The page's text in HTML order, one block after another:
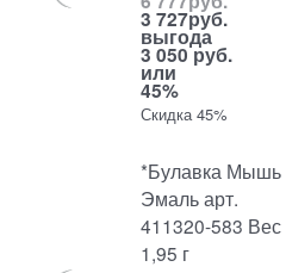
3 727руб.
выгода
3 050 руб.
или
45%
Скидка 45%
*Булавка Мышь
Эмаль арт.
411320-583 Вес
1,95 г